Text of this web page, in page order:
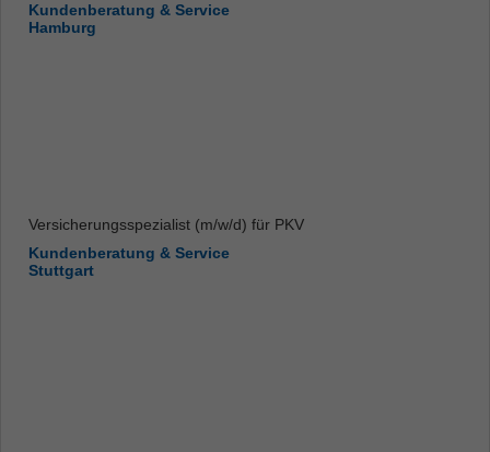
Kundenberatung & Service
Hamburg
Versicherungsspezialist (m/w/d) für PKV
Kundenberatung & Service
Stuttgart